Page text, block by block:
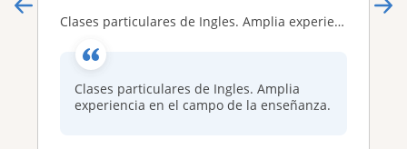
Clases particulares de Ingles. Amplia experiencia en el campo de la enseñanza
Clases particulares de Ingles. Amplia
experiencia en el campo de la enseñanza.